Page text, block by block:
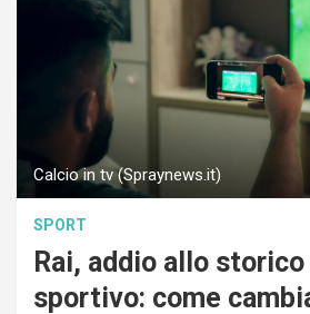
Calcio in tv (Spraynews.it)
SPORT
Rai, addio allo
sportivo: come